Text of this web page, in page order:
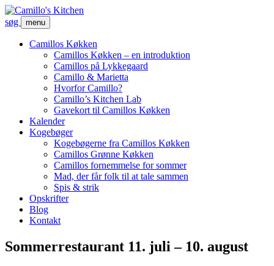
søg menu
Camillos Køkken
Camillos Køkken – en introduktion
Camillos på Lykkegaard
Camillo & Marietta
Hvorfor Camillo?
Camillo’s Kitchen Lab
Gavekort til Camillos Køkken
Kalender
Kogebøger
Kogebøgerne fra Camillos Køkken
Camillos Grønne Køkken
Camillos fornemmelse for sommer
Mad, der får folk til at tale sammen
Spis & strik
Opskrifter
Blog
Kontakt
Sommerrestaurant 11. juli – 10. august